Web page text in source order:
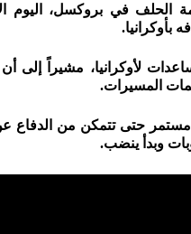
في بروكسل، اليوم
بأوكرانيا.
دولة قدمت مساعدات لأوكرانيا،
المسيرات.
مستمر حتى تتمكن من الدفاع
وبدأ ينضب.